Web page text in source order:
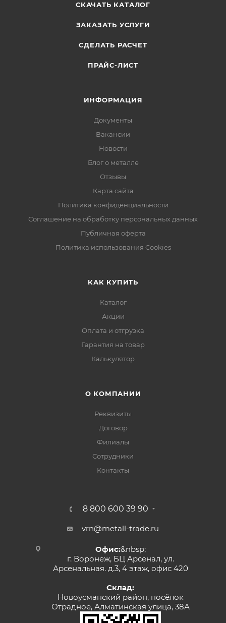
СКАЧАТЬ КАТАЛОГ
ЗАКАЗАТЬ УСЛУГИ
СДЕЛАТЬ РАСЧЕТ
ПРАЙС-ЛИСТ
ИНФОРМАЦИЯ
Документы
Вакансии
Новости
Блог о металле
Отзывы
Карта сайта
Политика конфиденциальности
Соглашение на обработку персональных данных
Публичная оферта
Политика использования Cookies
КАК КУПИТЬ
Каталог
Акции
Оплата и отгрузка
Гарантия на товар
Калькулятор
О КОМПАНИИ
Реквизиты
Договор
Филиалы
Сотрудники
Контакты
8 800 600 39 90
vrn@metall-trade.ru
Офис:&nbsp;
г. Воронеж, БЦ Арсенал, ул.
Арсенальная. д.3, 4 этаж, офис 420
Склад:
Новоусманский район, посёлок
Отрадное, Алматинская улица, 38А